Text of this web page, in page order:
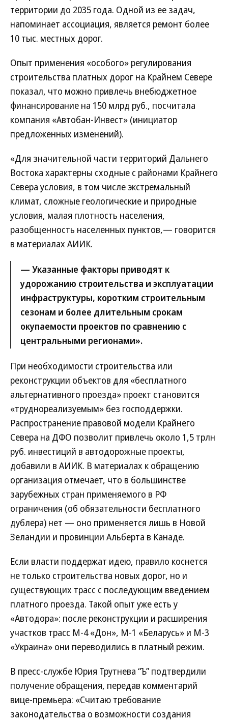
территории до 2035 года. Одной из ее задач,
напоминает ассоциация, является ремонт более
10 тыс. местных дорог.
Опыт применения «особого» регулирования
строительства платных дорог на Крайнем Севере
показал, что можно привлечь внебюджетное
финансирование на 150 млрд руб., посчитала
компания «Автобан-Инвест» (инициатор
предложенных изменений).
«Для значительной части территорий Дальнего
Востока характерны сходные с районами Крайнего
Севера условия, в том числе экстремальный
климат, сложные геологические и природные
условия, малая плотность населения,
разобщенность населенных пунктов,— говорится
в материалах АИИК.
— Указанные факторы приводят к
удорожанию строительства и эксплуатации
инфраструктуры, коротким строительным
сезонам и более длительным срокам
окупаемости проектов по сравнению с
центральными регионами».
При необходимости строительства или
реконструкции объектов для «бесплатного
альтернативного проезда» проект становится
«труднореализуемым» без господдержки.
Распространение правовой модели Крайнего
Севера на ДФО позволит привлечь около 1,5 трлн
руб. инвестиций в автодорожные проекты,
добавили в АИИК. В материалах к обращению
организация отмечает, что в большинстве
зарубежных стран применяемого в РФ
ограничения (об обязательности бесплатного
дублера) нет — оно применяется лишь в Новой
Зеландии и провинции Альберта в Канаде.
Если власти поддержат идею, правило коснется
не только строительства новых дорог, но и
существующих трасс с последующим введением
платного проезда. Такой опыт уже есть у
«Автодора»: после реконструкции и расширения
участков трасс М-4 «Дон», М-1 «Беларусь» и М-3
«Украина» они переводились в платный режим.
В пресс-службе Юрия Трутнева “Ъ” подтвердили
получение обращения, передав комментарий
вице-премьера: «Считаю требование
законодательства о возможности создания